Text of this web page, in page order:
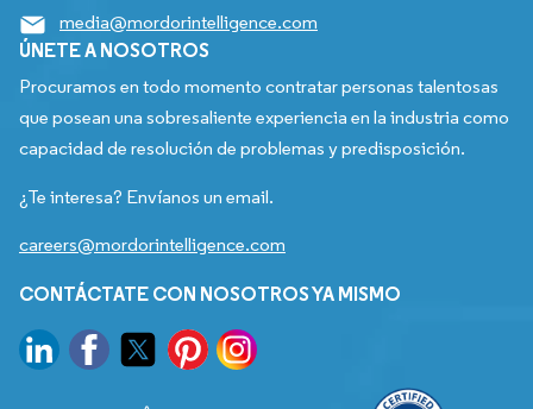
media@mordorintelligence.com
ÚNETE A NOSOTROS
Procuramos en todo momento contratar personas talentosas
que posean una sobresaliente experiencia en la industria como
capacidad de resolución de problemas y predisposición.
¿Te interesa? Envíanos un email.
careers@mordorintelligence.com
CONTÁCTATE CON NOSOTROS YA MISMO